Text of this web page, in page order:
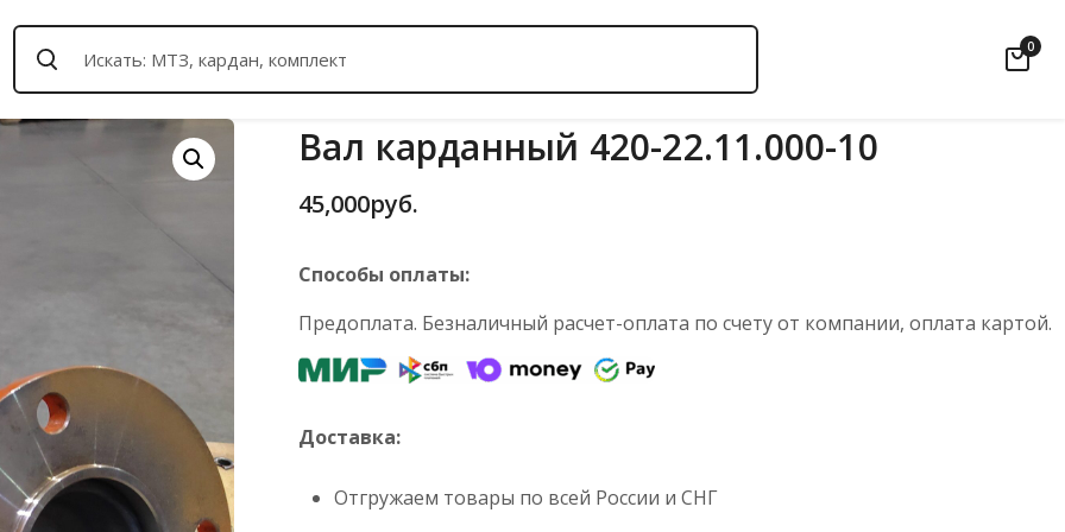
0
Вал карданный 420-22.11.000-10
45,000руб.
Способы оплаты:
Предоплата. Безналичный расчет-оплата по счету от компании, оплата картой.
Доставка:
Отгружаем товары по всей России и СНГ